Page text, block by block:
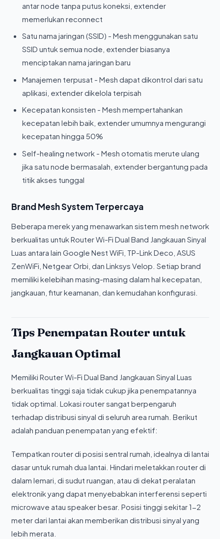
antar node tanpa putus koneksi, extender
memerlukan reconnect
Satu nama jaringan (SSID) - Mesh menggunakan satu
SSID untuk semua node, extender biasanya
menciptakan nama jaringan baru
Manajemen terpusat - Mesh dapat dikontrol dari satu
aplikasi, extender dikelola terpisah
Kecepatan konsisten - Mesh mempertahankan
kecepatan lebih baik, extender umumnya mengurangi
kecepatan hingga 50%
Self-healing network - Mesh otomatis merute ulang
jika satu node bermasalah, extender bergantung pada
titik akses tunggal
Brand Mesh System Terpercaya
Beberapa merek yang menawarkan sistem mesh network
berkualitas untuk Router Wi-Fi Dual Band Jangkauan Sinyal
Luas antara lain Google Nest WiFi, TP-Link Deco, ASUS
ZenWiFi, Netgear Orbi, dan Linksys Velop. Setiap brand
memiliki kelebihan masing-masing dalam hal kecepatan,
jangkauan, fitur keamanan, dan kemudahan konfigurasi.
Tips Penempatan Router untuk
Jangkauan Optimal
Memiliki Router Wi-Fi Dual Band Jangkauan Sinyal Luas
berkualitas tinggi saja tidak cukup jika penempatannya
tidak optimal. Lokasi router sangat berpengaruh
terhadap distribusi sinyal di seluruh area rumah. Berikut
adalah panduan penempatan yang efektif:
Tempatkan router di posisi sentral rumah, idealnya di lantai
dasar untuk rumah dua lantai. Hindari meletakkan router di
dalam lemari, di sudut ruangan, atau di dekat peralatan
elektronik yang dapat menyebabkan interferensi seperti
microwave atau speaker besar. Posisi tinggi sekitar 1-2
meter dari lantai akan memberikan distribusi sinyal yang
lebih merata.